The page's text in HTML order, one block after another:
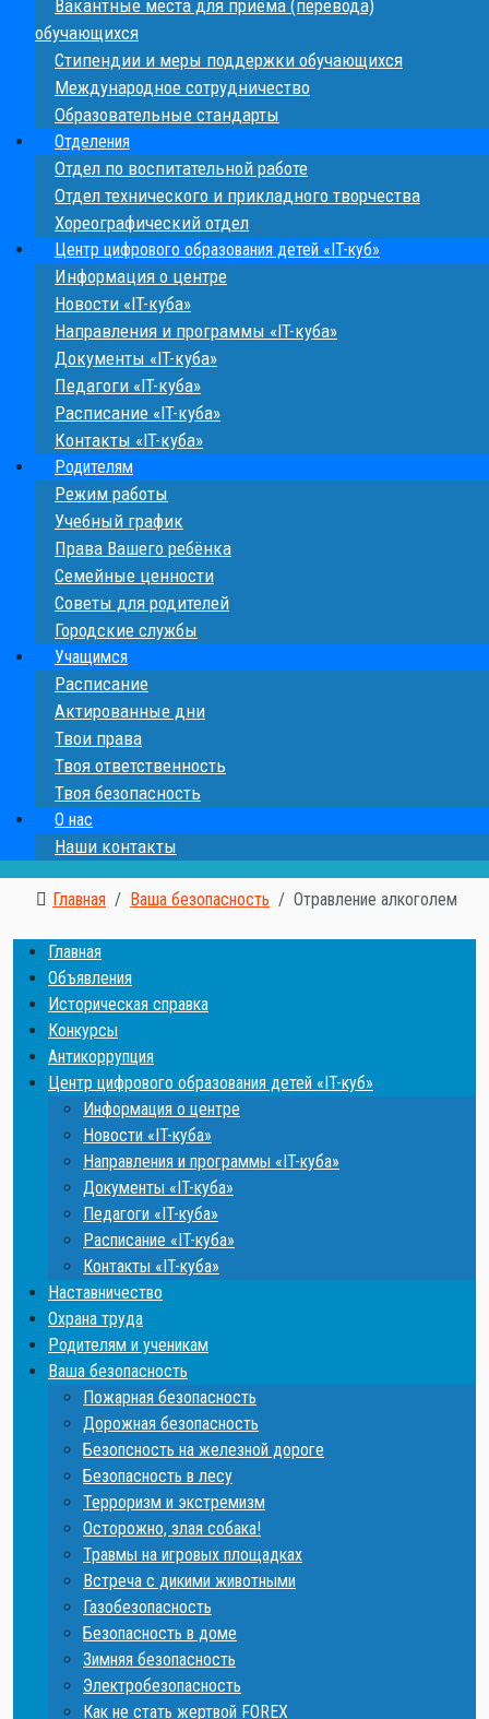
Вакантные места для приёма (перевода)
обучающихся
Стипендии и меры поддержки обучающихся
Международное сотрудничество
Образовательные стандарты
Отделения
Отдел по воспитательной работе
Отдел технического и прикладного творчества
Хореографический отдел
Центр цифрового образования детей «IT-куб»
Информация о центре
Новости «IT-куба»
Направления и программы «IT-куба»
Документы «IT-куба»
Педагоги «IT-куба»
Расписание «IT-куба»
Контакты «IT-куба»
Родителям
Режим работы
Учебный график
Права Вашего ребёнка
Семейные ценности
Cоветы для родителей
Городские службы
Учащимся
Расписание
Актированные дни
Твои права
Твоя ответственность
Твоя безопасность
О нас
Наши контакты
Главная Ваша безопасность Отравление алкоголем
Главная
Объявления
Историческая справка
Конкурсы
Антикоррупция
Центр цифрового образования детей «IT-куб»
Информация о центре
Новости «IT-куба»
Направления и программы «IT-куба»
Документы «IT-куба»
Педагоги «IT-куба»
Расписание «IT-куба»
Контакты «IT-куба»
Наставничество
Охрана труда
Родителям и ученикам
Ваша безопасность
Пожарная безопасность
Дорожная безопасность
Безопсность на железной дороге
Безопасность в лесу
Терроризм и экстремизм
Осторожно, злая собака!
Травмы на игровых площадках
Встреча с дикими животными
Газобезопасность
Безопасность в доме
Зимняя безопасность
Электробезопасность
Как не стать жертвой FOREX